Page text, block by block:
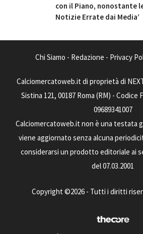
con il Piano, nonostante
Notizie Errate dai Media’
Chi Siamo - Redazione - Privacy
Calciomercatoweb.it di proprietà di
Sistina 121, 00187 Roma (RM) - Codice
09689341007
Calciomercatoweb.it non è una testata
viene aggiornato senza alcuna
considerarsi un prodotto editoriale ai
del 07.03.2001
Copyright ©2026 - Tutti i diritti